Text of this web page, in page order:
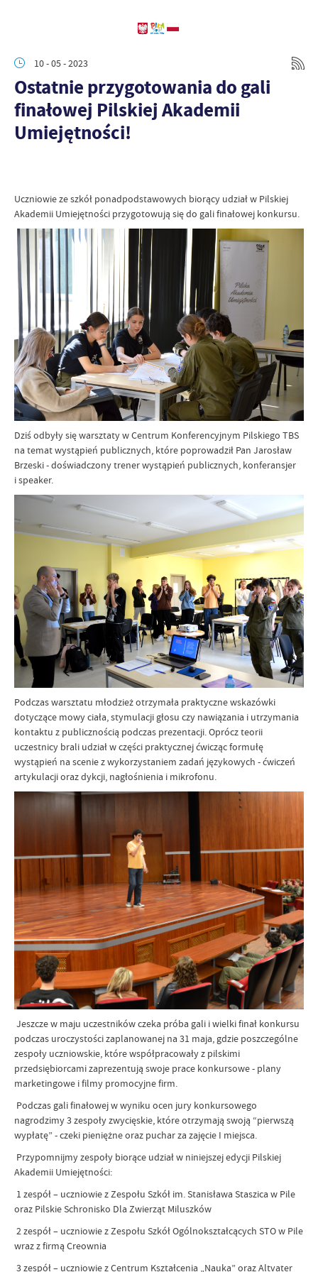
10 - 05 - 2023
Ostatnie przygotowania do gali
finałowej Pilskiej Akademii
Umiejętności!
Uczniowie ze szkół ponadpodstawowych biorący udział w Pilskiej
Akademii Umiejętności przygotowują się do gali finałowej konkursu.
Dziś odbyły się warsztaty w Centrum Konferencyjnym Pilskiego TBS
na temat wystąpień publicznych, które poprowadził Pan Jarosław
Brzeski - doświadczony trener wystąpień publicznych, konferansjer
i speaker.
Podczas warsztatu młodzież otrzymała praktyczne wskazówki
dotyczące mowy ciała, stymulacji głosu czy nawiązania i utrzymania
kontaktu z publicznością podczas prezentacji. Oprócz teorii
uczestnicy brali udział w części praktycznej ćwicząc formułę
wystąpień na scenie z wykorzystaniem zadań językowych - ćwiczeń
artykulacji oraz dykcji, nagłośnienia i mikrofonu.
Jeszcze w maju uczestników czeka próba gali i wielki finał konkursu
podczas uroczystości zaplanowanej na 31 maja, gdzie poszczególne
zespoły uczniowskie, które współpracowały z pilskimi
przedsiębiorcami zaprezentują swoje prace konkursowe - plany
marketingowe i filmy promocyjne firm.
Podczas gali finałowej w wyniku ocen jury konkursowego
nagrodzimy 3 zespoły zwycięskie, które otrzymają swoją “pierwszą
wypłatę” - czeki pieniężne oraz puchar za zajęcie I miejsca.
Przypomnijmy zespoły biorące udział w niniejszej edycji Pilskiej
Akademii Umiejętności:
1 zespół – uczniowie z Zespołu Szkół im. Stanisława Staszica w Pile
oraz Pilskie Schronisko Dla Zwierząt Miluszków
2 zespół – uczniowie z Zespołu Szkół Ogólnokształcących STO w Pile
wraz z firmą Creownia
3 zespół – uczniowie z Centrum Kształcenia „Nauka” oraz Altvater